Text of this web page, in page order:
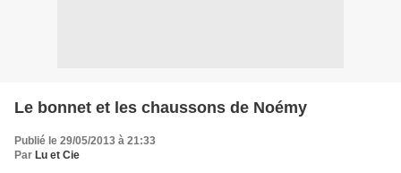
Le bonnet et les chaussons de Noémy
Publié le 29/05/2013 à 21:33
Par Lu et Cie